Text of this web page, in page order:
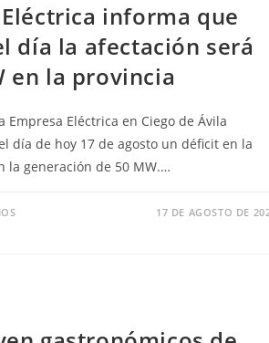
informa que
día la afectación será
en la provincia
Empresa Eléctrica en Ciego de Ávila
día de hoy 17 de agosto un déficit en la
la generación de 50 MW.…
17 DE AGOSTO DE